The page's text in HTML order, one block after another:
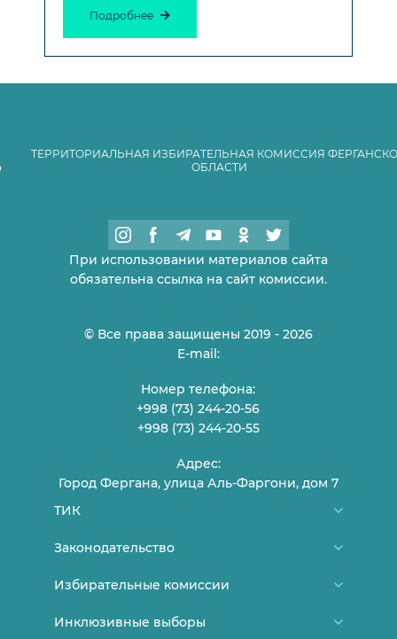
Подробнее
ТЕРРИТОРИАЛЬНАЯ ИЗБИРАТЕЛЬНАЯ КОМИССИЯ
ОБЛАСТИ
При использовании материалов сайта
обязательна ссылка на сайт комиссии.
© Все права защищены 2019 - 2026
E-mail:
Номер телефона:
+998 (73) 244-20-56
+998 (73) 244-20-55
Адрес:
Город Фергана, улица Аль-Фаргони, дом 7
ТИК
О нас
Контакты
Законодательство
Конституция Узбекистана
Избирательные комиссии
Районные/городские избирательные
Инклюзивные выборы